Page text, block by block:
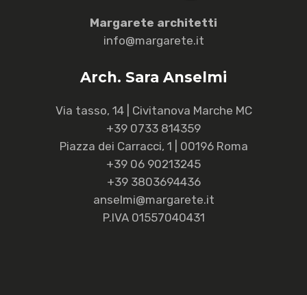
Margarete architetti
info@margarete.it
Arch. Sara Anselmi
Via tasso, 14 | Civitanova Marche MC
+39 0733 814359
Piazza dei Carracci, 1 | 00196 Roma
+39 06 90213245
+39 3803694436
anselmi@margarete.it
P.IVA 01557040431